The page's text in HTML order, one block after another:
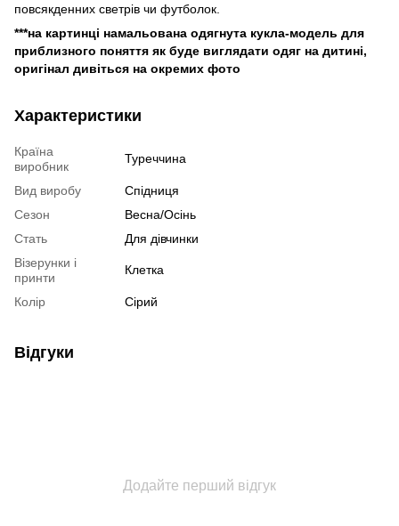
повсякденних светрів чи футболок.
***на картинці намальована одягнута кукла-модель для
приблизного поняття як буде виглядати одяг на дитині,
оригінал дивіться на окремих фото
Характеристики
Країна
виробник
Туреччина
Вид виробу
Спідниця
Сезон
Весна/Осінь
Стать
Для дівчинки
Візерунки і
принти
Клетка
Колір Сірий
Відгуки
Додайте перший відгук